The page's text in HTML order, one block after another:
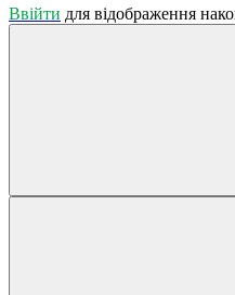
Ввійти для відображення